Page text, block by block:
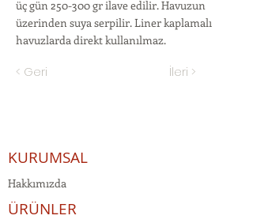
üç gün 250-300 gr ilave edilir. Havuzun
üzerinden suya serpilir. Liner kaplamalı
havuzlarda direkt kullanılmaz.
< Geri İleri >
KURUMSAL
Hakkımızda
ÜRÜNLER